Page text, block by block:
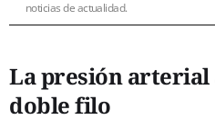
noticias de actualidad.
La presión arterial
doble filo